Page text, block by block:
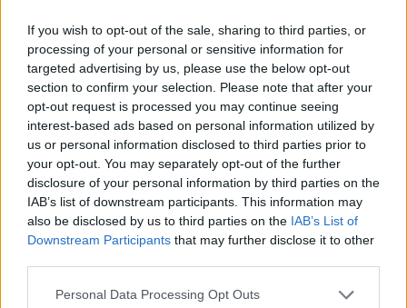
If you wish to opt-out of the sale, sharing to third parties, or
processing of your personal or sensitive information for
targeted advertising by us, please use the below opt-out
section to confirm your selection. Please note that after your
opt-out request is processed you may continue seeing
interest-based ads based on personal information utilized by
us or personal information disclosed to third parties prior to
your opt-out. You may separately opt-out of the further
disclosure of your personal information by third parties on the
IAB’s list of downstream participants. This information may
also be disclosed by us to third parties on the IAB’s List of
Downstream Participants that may further disclose it to other
Personal Data Processing Opt Outs
Flori i revoltuar ndaj
Valerit: Çohu dil jashtë!
11:52 / 11/05/2024
“Ti mua më mund pa nder,
po nuk ka gjë”, Flori-
Buçkos: Ty të dua në
finale unë
schedule 16:46 / 12/04/2024